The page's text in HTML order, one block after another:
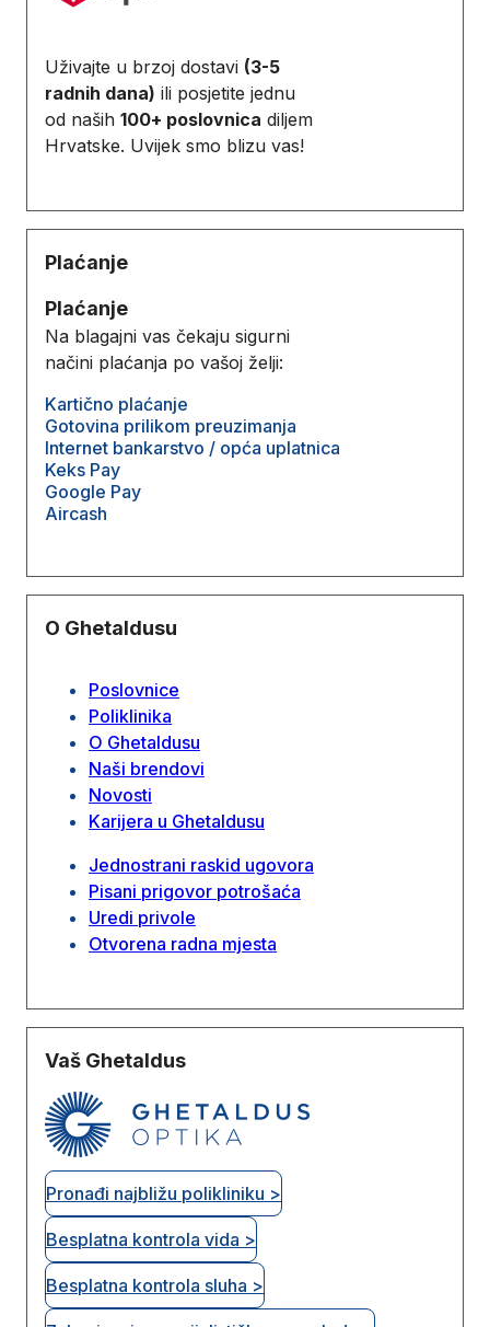
Uživajte u brzoj dostavi (3-5
radnih dana) ili posjetite jednu
od naših 100+ poslovnica diljem
Hrvatske. Uvijek smo blizu vas!
Plaćanje
Plaćanje
Na blagajni vas čekaju sigurni
načini plaćanja po vašoj želji:
Kartično plaćanje
Gotovina prilikom preuzimanja
Internet bankarstvo / opća uplatnica
Keks Pay
Google Pay
Aircash
O Ghetaldusu
Poslovnice
Poliklinika
O Ghetaldusu
Naši brendovi
Novosti
Karijera u Ghetaldusu
Jednostrani raskid ugovora
Pisani prigovor potrošaća
Uredi privole
Otvorena radna mjesta
Vaš Ghetaldus
Pronađi najbližu polikliniku >
Besplatna kontrola vida >
Besplatna kontrola sluha >